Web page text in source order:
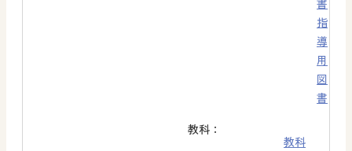
書
指
導
用
図
書
教科：
教科